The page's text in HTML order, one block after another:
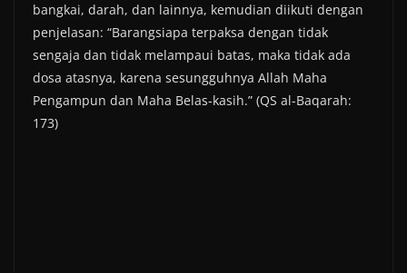
bangkai, darah, dan lainnya, kemudian diikuti dengan
penjelasan: “Barangsiapa terpaksa dengan tidak
sengaja dan tidak melampaui batas, maka tidak ada
dosa atasnya, karena sesungguhnya Allah Maha
Pengampun dan Maha Belas-kasih.” (QS al-Baqarah:
173)